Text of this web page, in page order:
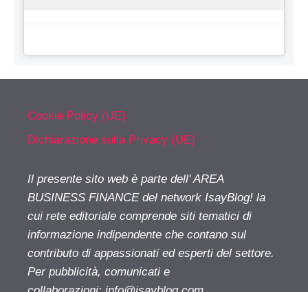
Cookie Policy (UE)
Dichiarazione sulla Privacy (UE)
Il presente sito web è parte dell' AREA
BUSINESS FINANCE del network IsayBlog! la
cui rete editoriale comprende siti tematici di
informazione indipendente che contano sul
contributo di appassionati ed esperti del settore.
Per pubblicità, comunicati e